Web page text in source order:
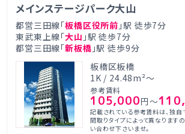
メインステージパーク大山
都営三田線「板橋区役所前 」駅 徒歩7分
東武東上線「大山 」駅 徒歩7分
都営三田線「新板橋 」駅 徒歩9分
板橋区板橋
1K / 24.48m²～
参考賃料
105,000円～
記載されている参考賃料は、独自
間取りタイプによって異なります
い合わせ下さいませ。